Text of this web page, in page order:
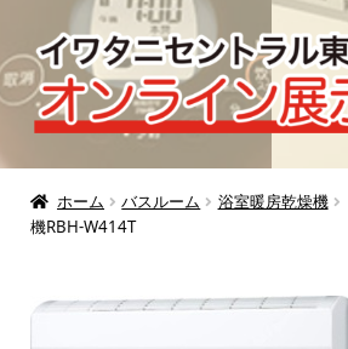
ナ
ビ
ゲ
ー
シ
ョ
ン
ス
コ
ン
テ
ン
ツ
へ
ス
ッ
ホーム
ご来場特典
ホーム バスルーム 浴室暖房乾燥機
機RBH-W414T